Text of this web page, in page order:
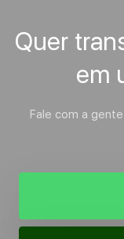
Quer
em
Fale com a